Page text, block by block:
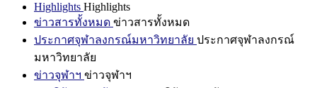
Highlights Highlights
ข่าวสารทั้งหมด ข่าวสารทั้งหมด
ประกาศจุฬาลงกรณ์มหาวิทยาลัย ประกาศจุฬาลงกรณ์
มหาวิทยาลัย
ข่าวจุฬาฯ ข่าวจุฬาฯ